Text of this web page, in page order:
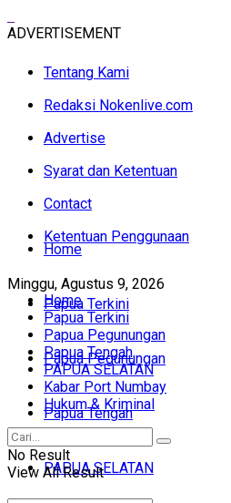
ADVERTISEMENT
Tentang Kami
Redaksi Nokenlive.com
Advertise
Syarat dan Ketentuan
Contact
Ketentuan Penggunaan
Minggu, Agustus 9, 2026
Home
Papua Terkini
Papua Pegunungan
Papua Tengah
PAPUA SELATAN
Home
Papua Terkini
Papua Pegunungan
Papua Tengah
PAPUA SELATAN
Kabar Port Numbay
Hukum & Kriminal
No Result
View All Result